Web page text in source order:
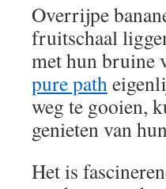
Overrijpe
fruitschaal
met hun bruine
pure path
weg te gooien,
genieten van
Het is